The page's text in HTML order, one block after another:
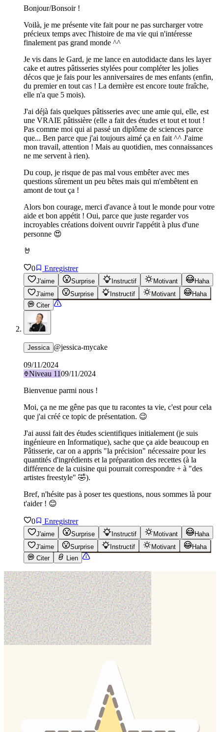
Bonjour/Bonsoir !
Voilà, je me présente vite fait pour ne pas surcharger votre
précieux temps avec l'histoire de ma vie qui n'intéresse
finalement pas grand monde ^^
Je vis dans le Gard, je me lance en autodidacte dans les layer
cake et autres pâtisseries stylées pour compléter les jolies
décos que je fais pour les anniversaires de mes enfants (enfin,
du premier en tout cas ! La dernière est encore toute fraîche,
elle n'a que 5 mois).
J'ai déjà fais quelques pâtisseries avec une amie qui, elle, est
une VRAIE pâtissière (elle a fait des études et tout et tout !
Pas comme moi qui ai passé un diplôme de sciences parce
que... Ben parce que j'ai toujours aimé ça en fait ^^ J'aime
mon travail, attention ! Mais au quotidien, mes connaissances
ne me servent à rien).
Du coup, je risque de pas mal vous embêter avec mes
questions sûrement un peu bêtes mais qui m'embêtent en
amont de tout ça !
Alors bon courage, merci d'avance à tout le monde pour votre
aide et bon appétit ! Oui, parce que juste regarder vos
incroyables créations doivent ouvrir l'appétit à plus d'une
personne 😍
🤘
0 Enregistrer
J'aime Surprise Instructif Motivant
Haha
J'aime
Surprise Instructif Motivant
Haha
Citer
Jessica @jessica-mycake
09/11/2024
Niveau 1109/11/2024
Bienvenue parmi nous !
Moi, ça ne me gêne pas que tu racontes ta vie, c'est pour cela
que j'ai créé ce topic de présentation. 😉
J'ai aussi fait des études scientifiques initialement (je suis
ingénieure en Informatique), sache que ça aide beaucoup en
Pâtisserie, car on a appris "la précision" nécessaire pour les
quantités d'ingrédients et la préparation des recettes (à la
différence de la cuisine qui pourrait correspondre + à "des
artistes freestyle" 🤣).
Bref, n'hésite pas à poser tes questions, nous sommes là pour
t'aider ! 😊
0 Enregistrer
J'aime Surprise Instructif Motivant
Haha
J'aime
Surprise Instructif Motivant
Haha
Citer
Lien